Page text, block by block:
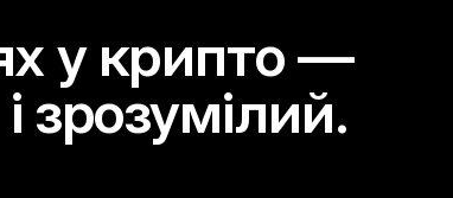
у крипто —
зрозумілий.